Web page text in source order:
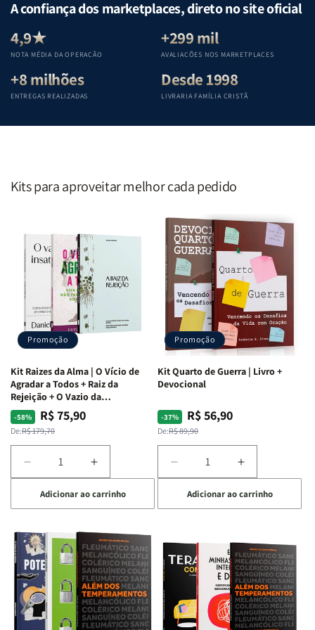
|
Equipe
Teológica
Penkal
|
Equipe
Penkal
|
Equipe
Teológica
Penkal
Equipe
A confiança dos marketplaces, direto no site oficial
4,9★
NOTA MÉDIA DA OPERAÇÃO
+299 mil
AVALIAÇÕES NOS MARKETPLACES
+8 milhões
ENTREGAS REALIZADAS
Desde 1998
LIVRARIA FAMÍLIA CRISTÃ
Kits para aproveitar melhor cada pedido
Promoção
Kit Raizes da Alma | O Vício de
Agradar a Todos + Raiz da
Rejeição + O Vazio da
Insatisfação.
-58%
Preço
normal
De:R$ 179,70
Preço
promocional
R$ 75,90
Diminuir
a
quantidade
de
Raizes
da
Alma
|
O
Vício
Aumentar
a
quantidade
de
Raizes
da
Alma
|
O
Vício
Adicionar ao carrinho
Promoção
Kit Quarto de Guerra | Livro +
Devocional
-37%
Preço
normal
De:R$ 89,90
Preço
promocional
R$ 56,90
Diminuir
a
quantidade
de
Quarto
de
Guerra
Livro
+
Aumentar
a
quantidade
de
Quarto
de
Guerra
|
Livro
+
Adicionar ao carrinho